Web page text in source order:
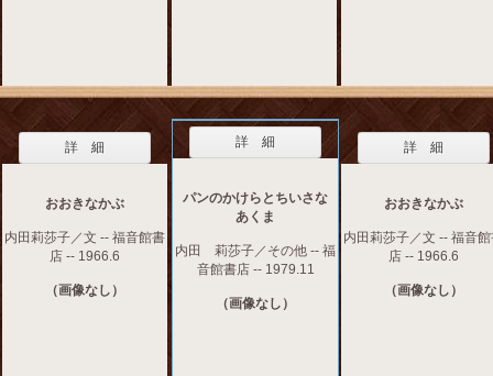
詳 細
おおきなかぶ
内田莉莎子／文 -- 福音館書
店 -- 1966.6
（画像なし）
詳 細
パンのかけらとちいさな
あくま
内田 莉莎子／その他 -- 福
音館書店 -- 1979.11
（画像なし）
詳 細
おおきなかぶ
内田莉莎子／文 -- 福音
店 -- 1966.6
（画像なし）